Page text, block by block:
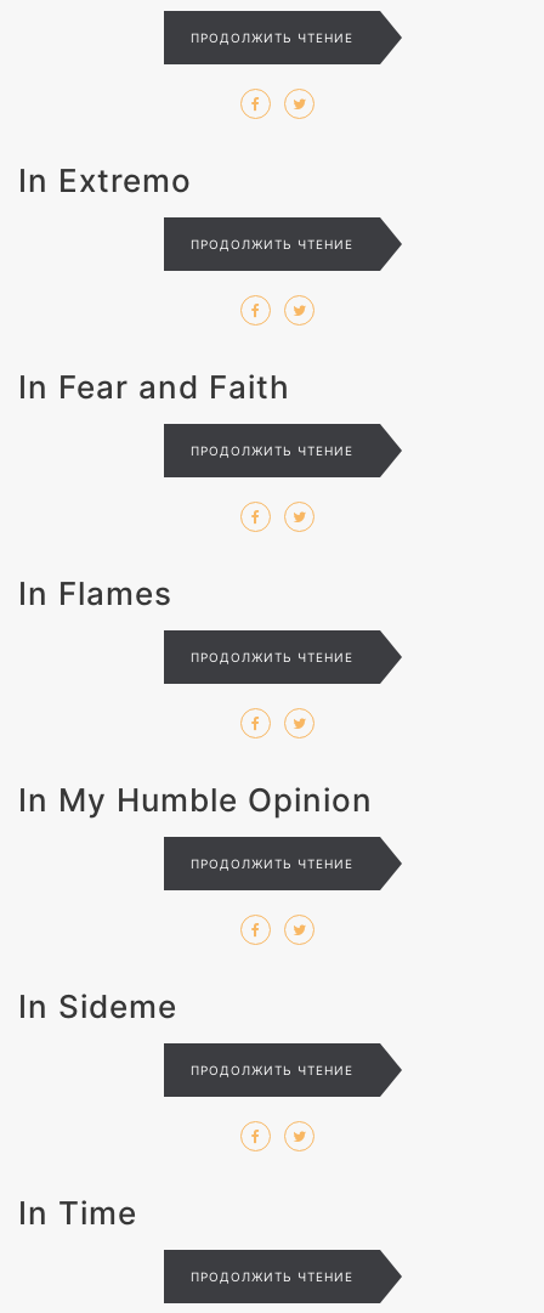
ПРОДОЛЖИТЬ ЧТЕНИЕ
In Extremo
ПРОДОЛЖИТЬ ЧТЕНИЕ
In Fear and Faith
ПРОДОЛЖИТЬ ЧТЕНИЕ
In Flames
ПРОДОЛЖИТЬ ЧТЕНИЕ
In My Humble Opinion
ПРОДОЛЖИТЬ ЧТЕНИЕ
In Sideme
ПРОДОЛЖИТЬ ЧТЕНИЕ
In Time
ПРОДОЛЖИТЬ ЧТЕНИЕ